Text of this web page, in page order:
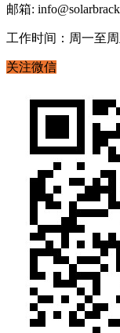
邮箱:
工作时间：周一至
关注微信